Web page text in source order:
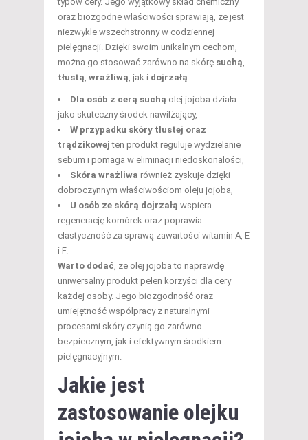
oraz biozgodne właściwości sprawiają, że jest
niezwykle wszechstronny w codziennej
pielęgnacji. Dzięki swoim unikalnym cechom,
można go stosować zarówno na skórę suchą
tłustą wrażliwą , jak i dojrzałą
Dla osób z cerą suchą olej jojoba działa
jako skuteczny środek nawilżający,
W przypadku skóry tłustej oraz
trądzikowej ten produkt reguluje wydzielanie
sebum i pomaga w eliminacji niedoskonałości,
Skóra wrażliwa również zyskuje dzięki
dobroczynnym właściwościom oleju jojoba,
U osób ze skórą dojrzałą wspiera
regenerację komórek oraz poprawia
elastyczność za sprawą zawartości witamin A, E
i F.
Warto dodać , że olej jojoba to naprawdę
uniwersalny produkt pełen korzyści dla cery
każdej osoby. Jego biozgodność oraz
umiejętność współpracy z naturalnymi
procesami skóry czynią go zarówno
bezpiecznym, jak i efektywnym środkiem
pielęgnacyjnym.
Jakie jest
zastosowanie olejku